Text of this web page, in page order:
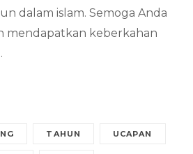
dalam islam. Semoga Anda
mendapatkan keberkahan
TAHUN UCAPAN